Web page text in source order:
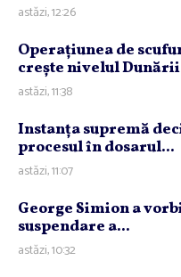
astăzi, 12:26
Operaţiunea de
creşte nivelul
astăzi, 11:38
Instanţa supremă
procesul în dosarul...
astăzi, 11:07
George Simion a
suspendare a...
astăzi, 10:32